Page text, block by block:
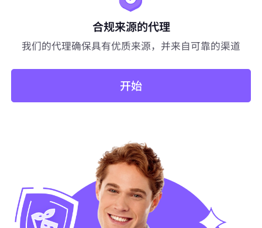
合规来源的代理
我们的代理确保具有优质来源，并来自可靠的渠道
开始